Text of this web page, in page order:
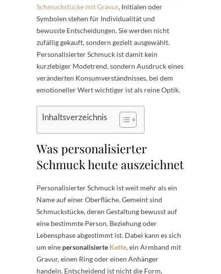
Schmuckstücke mit Gravur, Initialen oder
Symbolen stehen für Individualität und
bewusste Entscheidungen. Sie werden nicht
zufällig gekauft, sondern gezielt ausgewählt.
Personalisierter Schmuck ist damit kein
kurzlebiger Modetrend, sondern Ausdruck eines
veränderten Konsumverständnisses, bei dem
emotioneller Wert wichtiger ist als reine Optik.
Inhaltsverzeichnis
Was personalisierter
Schmuck heute auszeichnet
Personalisierter Schmuck ist weit mehr als ein
Name auf einer Oberfläche. Gemeint sind
Schmuckstücke, deren Gestaltung bewusst auf
eine bestimmte Person, Beziehung oder
Lebensphase abgestimmt ist. Dabei kann es sich
um eine personalisierte Kette, ein Armband mit
Gravur, einen Ring oder einen Anhänger
handeln. Entscheidend ist nicht die Form,